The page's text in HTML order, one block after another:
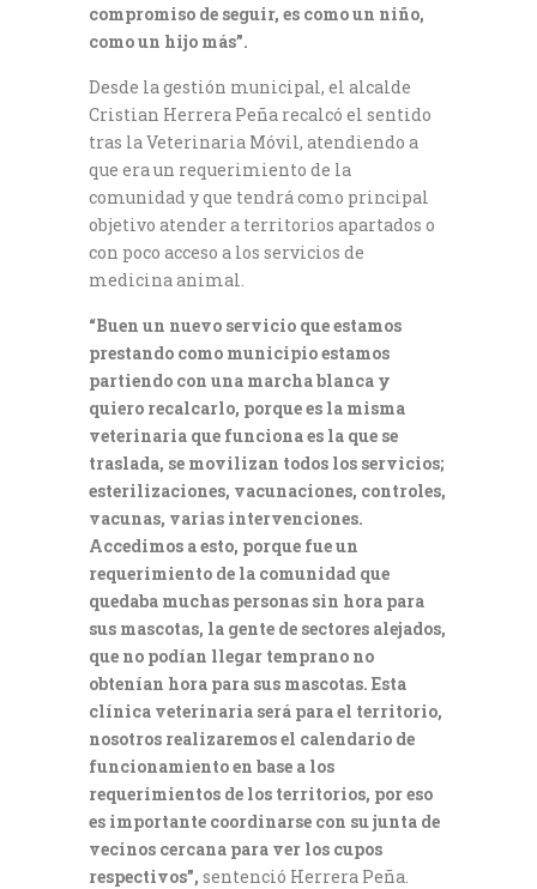
compromiso de seguir, es como un niño,
como un hijo más”.
Desde la gestión municipal, el alcalde
Cristian Herrera Peña recalcó el sentido
tras la Veterinaria Móvil, atendiendo a
que era un requerimiento de la
comunidad y que tendrá como principal
objetivo atender a territorios apartados o
con poco acceso a los servicios de
medicina animal.
“Buen un nuevo servicio que estamos
prestando como municipio estamos
partiendo con una marcha blanca y
quiero recalcarlo, porque es la misma
veterinaria que funciona es la que se
traslada, se movilizan todos los servicios;
esterilizaciones, vacunaciones, controles,
vacunas, varias intervenciones.
Accedimos a esto, porque fue un
requerimiento de la comunidad que
quedaba muchas personas sin hora para
sus mascotas, la gente de sectores alejados,
que no podían llegar temprano no
obtenían hora para sus mascotas. Esta
clínica veterinaria será para el territorio,
nosotros realizaremos el calendario de
funcionamiento en base a los
requerimientos de los territorios, por eso
es importante coordinarse con su junta de
vecinos cercana para ver los cupos
respectivos”, sentenció Herrera Peña.